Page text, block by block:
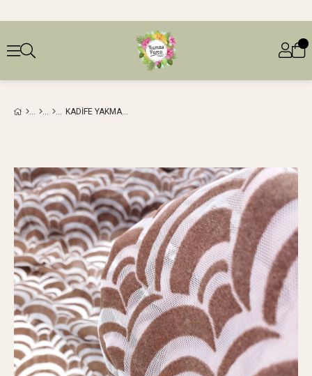
KADIFE YAKMA TÜL EKRU ÜZERI KAHVE RENKTEEN: 150 CM